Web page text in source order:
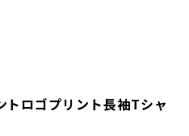
トロゴプリント長袖Tシャ